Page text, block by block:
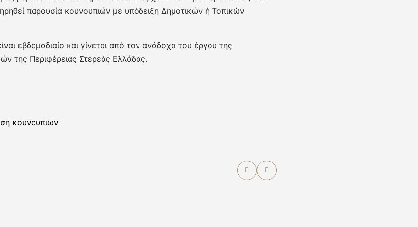
παρουσία κουνουπιών με υπόδειξη Δημοτικών ή Τοπικών
εβδομαδιαίο και γίνεται από τον ανάδοχο του έργου της
της Περιφέρειας Στερεάς Ελλάδας.
κουνουπιων